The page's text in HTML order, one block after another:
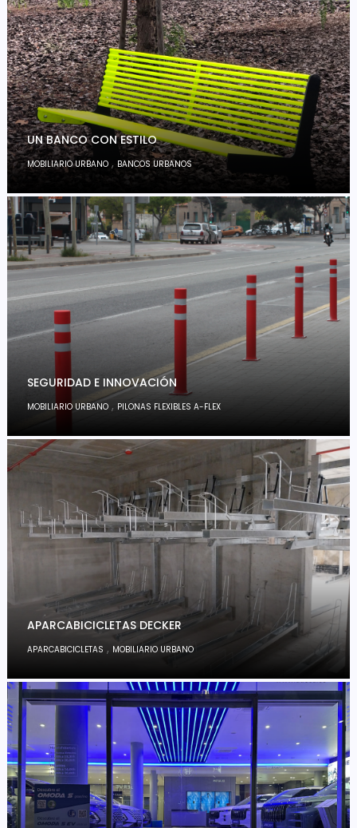
UN BANCO CON ESTILO
MOBILIARIO URBANO , BANCOS URBANOS
SEGURIDAD E INNOVACIÓN
MOBILIARIO URBANO , PILONAS FLEXIBLES A-FLEX
APARCABICICLETAS DECKER
APARCABICICLETAS , MOBILIARIO URBANO